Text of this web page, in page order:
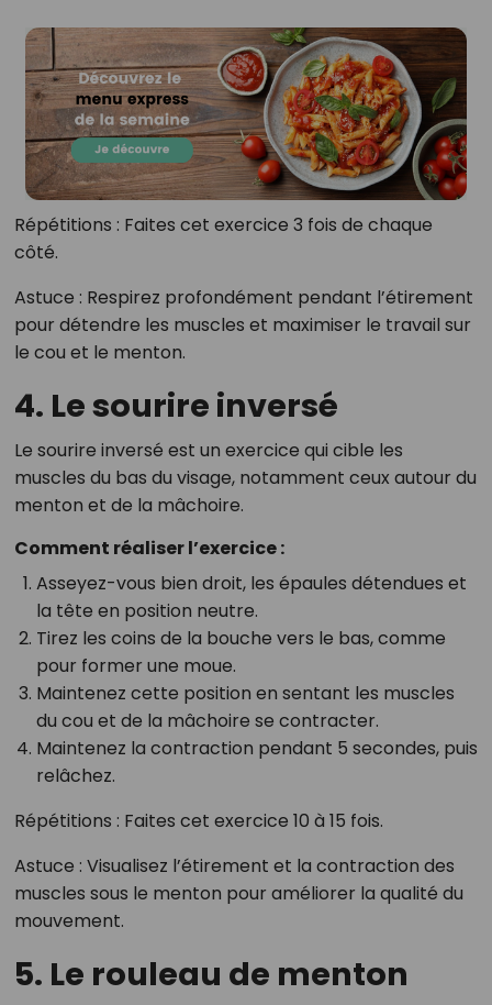
Répétitions : Faites cet exercice 3 fois de chaque
côté.
Astuce : Respirez profondément pendant l’étirement
pour détendre les muscles et maximiser le travail sur
le cou et le menton.
4. Le sourire inversé
Le sourire inversé est un exercice qui cible les
muscles du bas du visage, notamment ceux autour du
menton et de la mâchoire.
Comment réaliser l’exercice :
Asseyez-vous bien droit, les épaules détendues et
la tête en position neutre.
Tirez les coins de la bouche vers le bas, comme
pour former une moue.
Maintenez cette position en sentant les muscles
du cou et de la mâchoire se contracter.
Maintenez la contraction pendant 5 secondes, puis
relâchez.
Répétitions : Faites cet exercice 10 à 15 fois.
Astuce : Visualisez l’étirement et la contraction des
muscles sous le menton pour améliorer la qualité du
mouvement.
5. Le rouleau de menton